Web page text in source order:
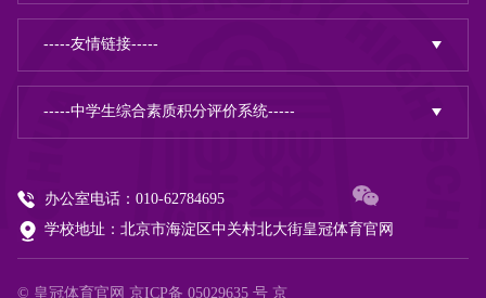
办公室电话：010-62784695
学校地址：北京市海淀区中关村北大街皇冠体育官网
© 皇冠体育官网京ICP备 05029635 号 京